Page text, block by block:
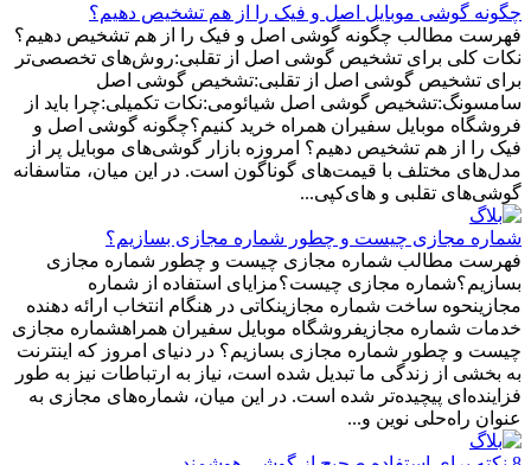
چگونه گوشی موبایل اصل و فیک را از هم تشخیص دهیم؟
فهرست مطالب چگونه گوشی اصل و فیک را از هم تشخیص دهیم؟
نکات کلی برای تشخیص گوشی اصل از تقلبی:روش‌های تخصصی‌تر
برای تشخیص گوشی اصل از تقلبی:تشخیص گوشی اصل
سامسونگ:تشخیص گوشی اصل شیائومی:نکات تکمیلی:چرا باید از
فروشگاه موبایل سفیران همراه خرید کنیم؟چگونه گوشی اصل و
فیک را از هم تشخیص دهیم؟ امروزه بازار گوشی‌های موبایل پر از
مدل‌های مختلف با قیمت‌های گوناگون است. در این میان، متاسفانه
گوشی‌های تقلبی و های‌کپی...
شماره‌ مجازی چیست و چطور شماره مجازی بسازیم؟
فهرست مطالب شماره مجازی چیست و چطور شماره مجازی
بسازیم؟شماره مجازی چیست؟مزایای استفاده از شماره
مجازینحوه ساخت شماره مجازینکاتی در هنگام انتخاب ارائه دهنده
خدمات شماره مجازیفروشگاه موبایل سفیران همراهشماره مجازی
چیست و چطور شماره مجازی بسازیم؟ در دنیای امروز که اینترنت
به بخشی از زندگی ما تبدیل شده است، نیاز به ارتباطات نیز به طور
فزاینده‌ای پیچیده‌تر شده است. در این میان، شماره‌های مجازی به
عنوان راه‌حلی نوین و...